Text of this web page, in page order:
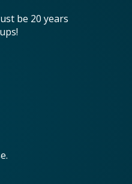
be 20 years